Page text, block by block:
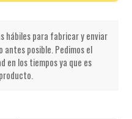
hábiles para fabricar y enviar
antes posible. Pedimos el
en los tiempos ya que es